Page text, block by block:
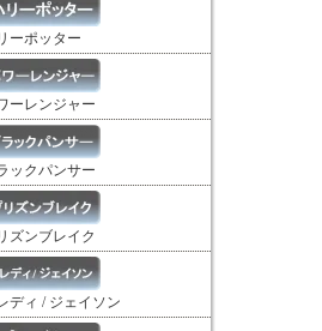
ーポッター
ーレンジャー
ックパンサー
ズンブレイク
ディ / ジェイソン